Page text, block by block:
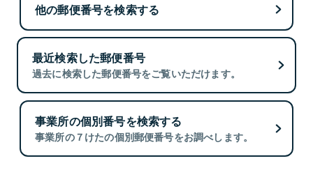
他の郵便番号を検索する
最近検索した郵便番号
過去に検索した郵便番号をご覧いただけます。
事業所の個別番号を検索する
事業所の７けたの個別郵便番号をお調べします。